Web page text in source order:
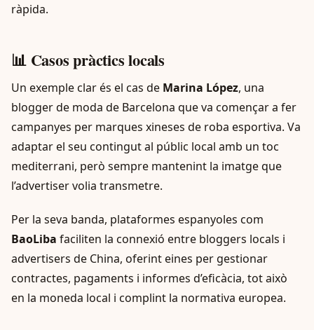
ràpida.
📊 Casos pràctics locals
Un exemple clar és el cas de Marina López, una
blogger de moda de Barcelona que va començar a fer
campanyes per marques xineses de roba esportiva. Va
adaptar el seu contingut al públic local amb un toc
mediterrani, però sempre mantenint la imatge que
l’advertiser volia transmetre.
Per la seva banda, plataformes espanyoles com
BaoLiba faciliten la connexió entre bloggers locals i
advertisers de China, oferint eines per gestionar
contractes, pagaments i informes d’eficàcia, tot això
en la moneda local i complint la normativa europea.